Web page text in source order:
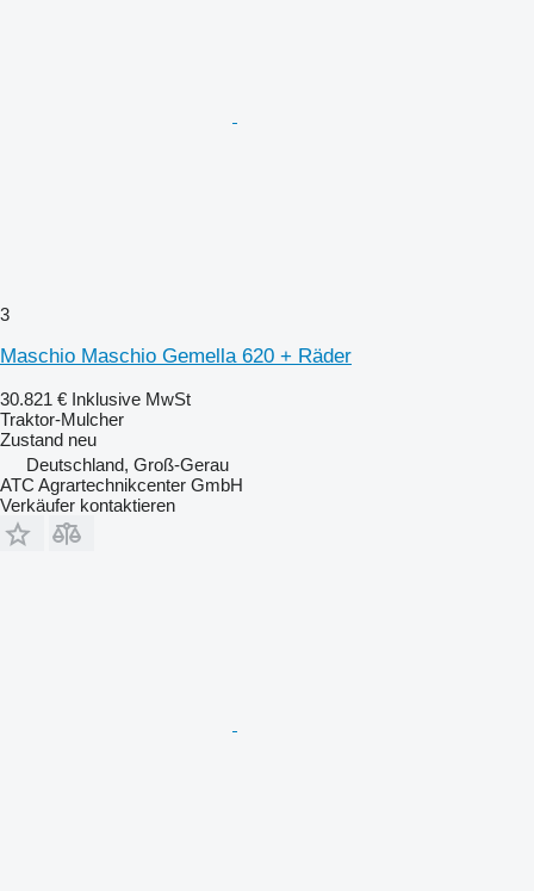
3
Maschio Maschio Gemella 620 + Räder
30.821 € Inklusive MwSt
Traktor-Mulcher
Zustand neu
Deutschland, Groß-Gerau
ATC Agrartechnikcenter GmbH
Verkäufer kontaktieren